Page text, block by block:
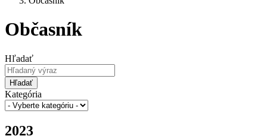
Občasník
Hľadať
Hľadať
Kategória
2023